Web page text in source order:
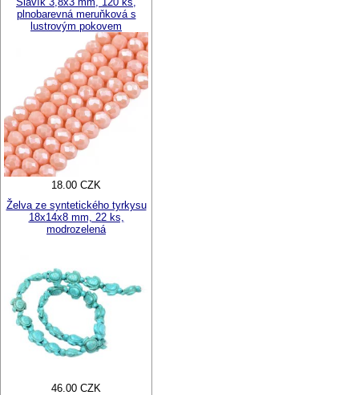
plnobarevná meruňková s
lustrovým pokovem
18.00 CZK
Želva ze syntetického tyrkysu
18x14x8 mm, 22 ks,
modrozelená
46.00 CZK